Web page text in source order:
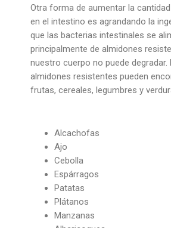
Otra forma de aumentar la
en el intestino es agrandando la
que las bacterias intestinales se
principalmente de almidones
nuestro cuerpo no puede degradar.
almidones resistentes pueden
frutas, cereales, legumbres y
Alcachofas
Ajo
Cebolla
Espárragos
Patatas
Plátanos
Manzanas